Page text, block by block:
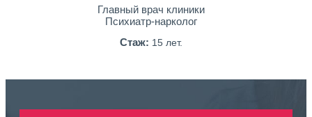
Главный врач клиники
Психиатр-нарколог
Стаж: 15 лет.